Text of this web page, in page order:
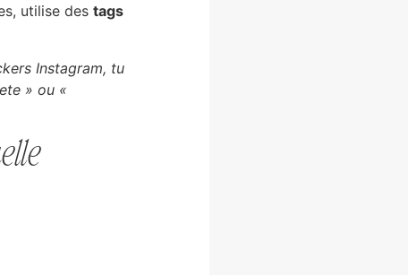
utilise des tags
Instagram, tu
» ou «